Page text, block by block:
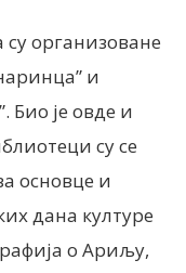
су организоване
и
је овде и
су се
основце и
дана културе
о Ариљу,